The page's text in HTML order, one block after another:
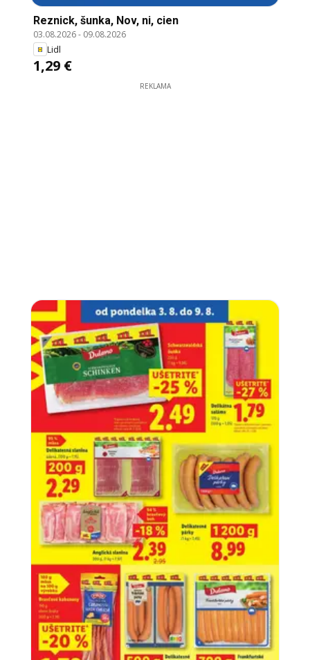
Reznick, šunka, Nov, ni, cien
03.08.2026- 09.08.2026
Lidl
1,29 €
REKLAMA